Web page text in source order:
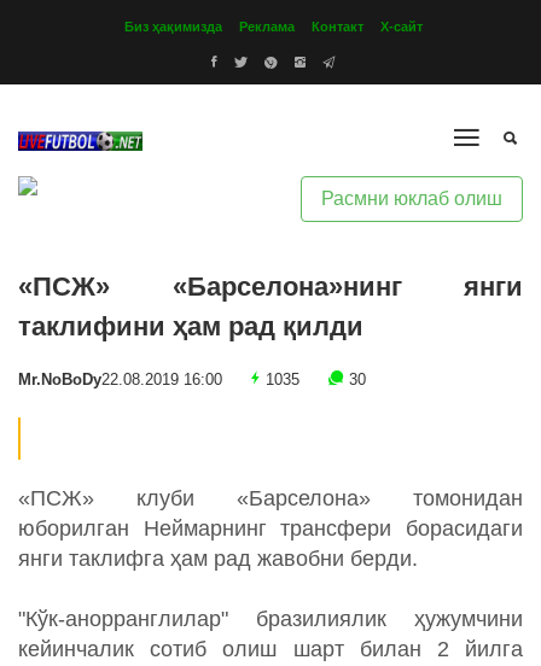
Биз ҳақимизда Реклама Контакт Х-сайт
Расмни юклаб олиш
«ПСЖ» «Барселона»нинг янги
таклифини ҳам рад қилди
Mr.NoBoDy22.08.2019 16:00 1035 30
«ПСЖ» клуби «Барселона» томонидан
юборилган Неймарнинг трансфери борасидаги
янги таклифга ҳам рад жавобни берди.
"Кўк-анорранглилар" бразилиялик ҳужумчини
кейинчалик сотиб олиш шарт билан 2 йилга